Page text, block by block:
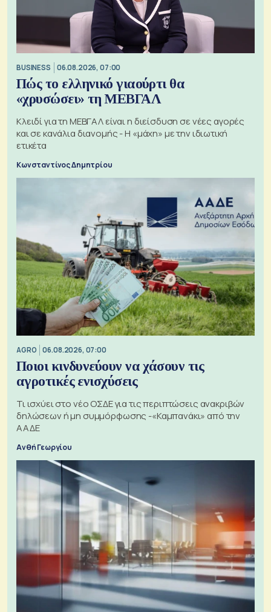
BUSINESS 06.08.2026, 07:00
Πώς το ελληνικό γιαούρτι θα
«χρυσώσει» τη ΜΕΒΓΑΛ
Κλειδί για τη ΜΕΒΓΑΛ είναι η διείσδυση σε νέες αγορές
και σε κανάλια διανομής - Η «μάχη» με την ιδιωτική
ετικέτα
Κωνσταντίνος Δημητρίου
AGRO 06.08.2026, 07:00
Ποιοι κινδυνεύουν να χάσουν τις
αγροτικές ενισχύσεις
Τι ισχύει στο νέο ΟΣΔΕ για τις περιπτώσεις ανακριβών
δηλώσεων ή μη συμμόρφωσης -«Καμπανάκι» από την
ΑΑΔΕ
Ανθή Γεωργίου